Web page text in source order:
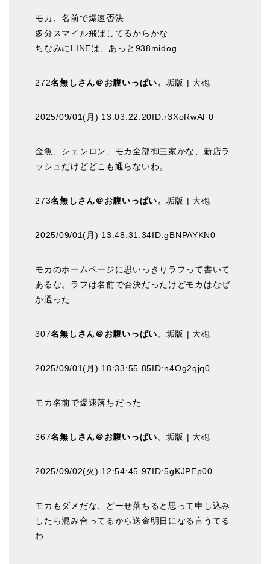
モカ、名前で爆速否決
多分スマイル飛ばしてるからかな
ちなみにLINEは、あっと938midog
272名無しさん＠お腹いっぱい。 垢版 | 大砲
2025/09/01(月) 13:03:22.20ID:r3XoRwAF0
金魚、シェンロン、モカ全部御三家かな、新店ラ
ッシュだけどどこも通らないわ。
273名無しさん＠お腹いっぱい。 垢版 | 大砲
2025/09/01(月) 13:48:31.34ID:gBNPAYKN0
モカのホームページに思いっきりラフって書いて
あるな。ラフは名前で否決だったけどモカはなぜ
か通った
307名無しさん＠お腹いっぱい。 垢版 | 大砲
2025/09/01(月) 18:33:55.85ID:n4Og2qjq0
モカ名前で爆速落ちだった
367名無しさん＠お腹いっぱい。 垢版 | 大砲
2025/09/02(火) 12:54:45.97ID:5gKJPEp00
モカもダメだな、どーせ落ちると思って申し込み
したら混み合ってるから送金明日になる言うてる
わ